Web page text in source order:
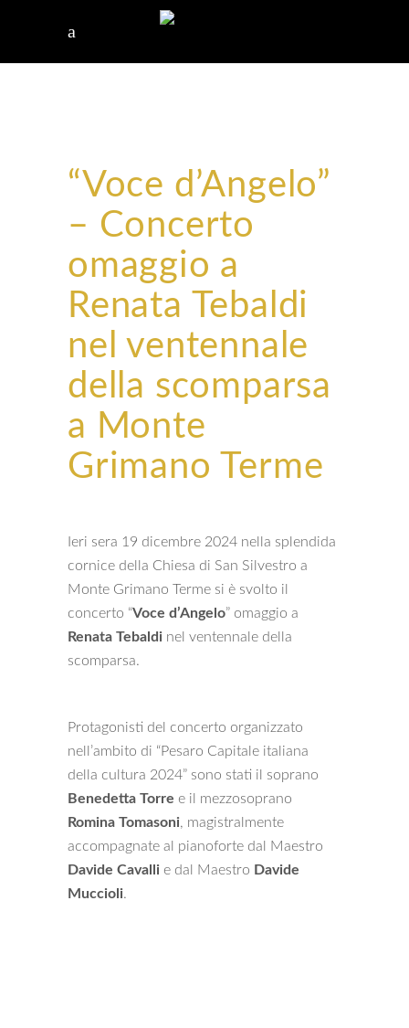
“Voce d’Angelo”
– Concerto
omaggio a
Renata Tebaldi
nel ventennale
della scomparsa
a Monte
Grimano Terme
Ieri sera 19 dicembre 2024 nella splendida
cornice della Chiesa di San Silvestro a
Monte Grimano Terme si è svolto il
concerto “Voce d’Angelo” omaggio a
Renata Tebaldi nel ventennale della
scomparsa.
Protagonisti del concerto organizzato
nell’ambito di “Pesaro Capitale italiana
della cultura 2024” sono stati il soprano
Benedetta Torre e il mezzosoprano
Romina Tomasoni, magistralmente
accompagnate al pianoforte dal Maestro
Davide Cavalli e dal Maestro Davide
Muccioli.